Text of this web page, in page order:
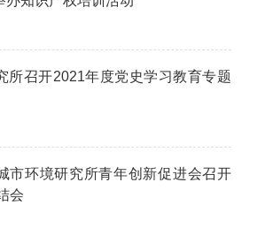
所召开2021年度党史学习教育专题
市环境研究所青年创新促进会召开
会